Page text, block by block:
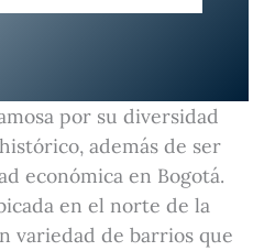
por su diversidad
además de ser
económica en Bogotá.
en el norte de la
variedad de barrios que